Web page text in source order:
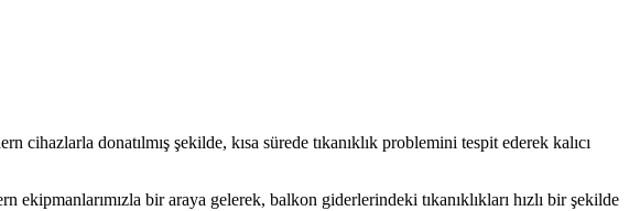
cihazlarla donatılmış şekilde, kısa sürede tıkanıklık problemini tespit ederek kalıcı
ekipmanlarımızla bir araya gelerek, balkon giderlerindeki tıkanıklıkları hızlı bir şekilde